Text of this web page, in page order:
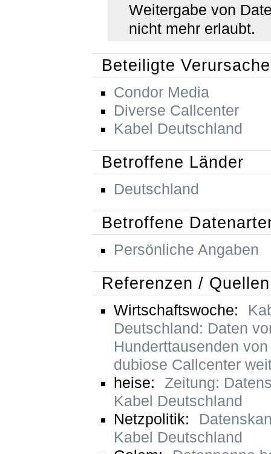
Weitergabe von
nicht mehr erlaubt.
Beteiligte
Condor Media
Diverse Callcenter
Kabel Deutschland
Betroffene Länder
Deutschland
Betroffene
Persönliche Angaben
Referenzen / Quellen
Wirtschaftswoche:
Deutschland: Daten
Hunderttausenden
dubiose Callcenter
heise:
Zeitung:
Kabel Deutschland
Netzpolitik:
Kabel Deutschland